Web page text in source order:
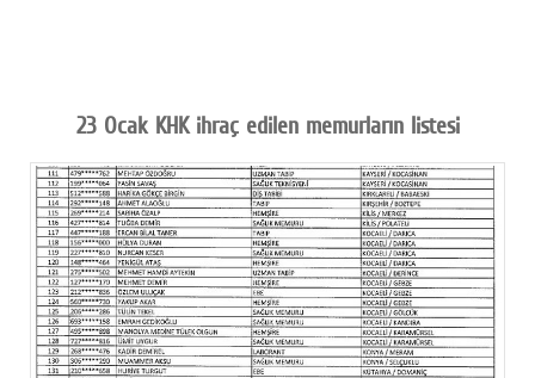
23 Ocak KHK ihraç edilen memurların listesi